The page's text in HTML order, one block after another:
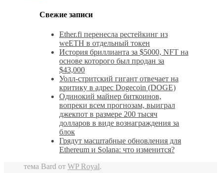
Свежие записи
Ether.fi перенесла рестейкинг из
weETH в отдельный токен
История бриллианта за $5000, NFT на
основе которого был продан за
$43,000
Уолл-стритский гигант отвечает на
критику в адрес Dogecoin (DOGE)
Одинокий майнер биткоинов,
вопреки всем прогнозам, выиграл
джекпот в размере 200 тысяч
долларов в виде вознаграждения за
блок
Грядут масштабные обновления для
Ethereum и Solana: что изменится?
тема Bard от WP Royal.